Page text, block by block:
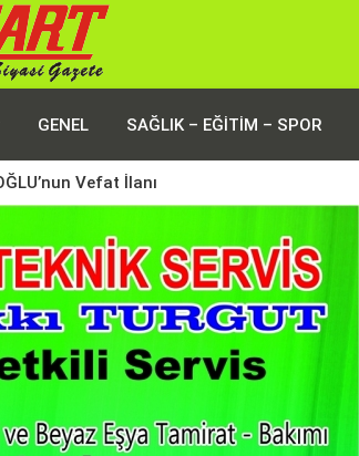
GENEL SAĞLIK – EĞITIM – SPOR
Vefat İlanı